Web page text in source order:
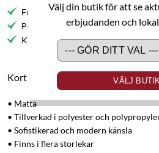
Välj din butik för att se
erbjudanden och
VÄLJ
Fri frakt till butik
Personlig service
Kvalitetsmöbler
Kort produktbeskrivning
• Matta
• Tillverkad i polyester och
• Sofistikerad och modern känsla
• Finns i flera storlekar